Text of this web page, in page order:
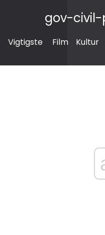
gov-civil-
Vigtigste Film Kultur